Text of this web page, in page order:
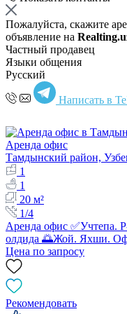
Пожалуйста, скажите
объявление на
Частный продавец
Языки общения
Русский
Написать в
Аренда офис
Тамдынский район,
1
1
20 м²
1/4
Аренда офис ✅Учтепа.
олдида 🌅Жой. Яхши.
Цена по запросу
Рекомендовать